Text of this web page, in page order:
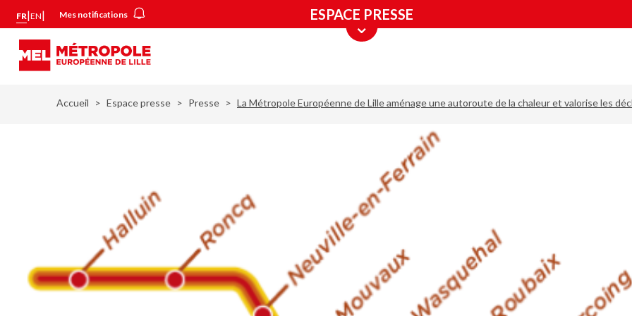
principal
FR|EN| Mes notifications ESPACE PRESSE
Accueil Espace presse Presse La Métropole Européenne de Lille aménage une autoroute de la chaleur et valorise les
Panneau de gestion des cookies